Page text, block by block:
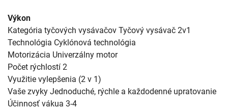
Výkon
Kategória tyčových vysávačov Tyčový vysávač 2v1
Technológia Cyklónová technológia
Motorizácia Univerzálny motor
Počet rýchlostí 2
Využitie vylepšenia (2 v 1)
Vaše zvyky Jednoduché, rýchle a každodenné upratovanie
Účinnosť vákua 3-4